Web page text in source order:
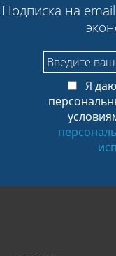
Подписка на
Я